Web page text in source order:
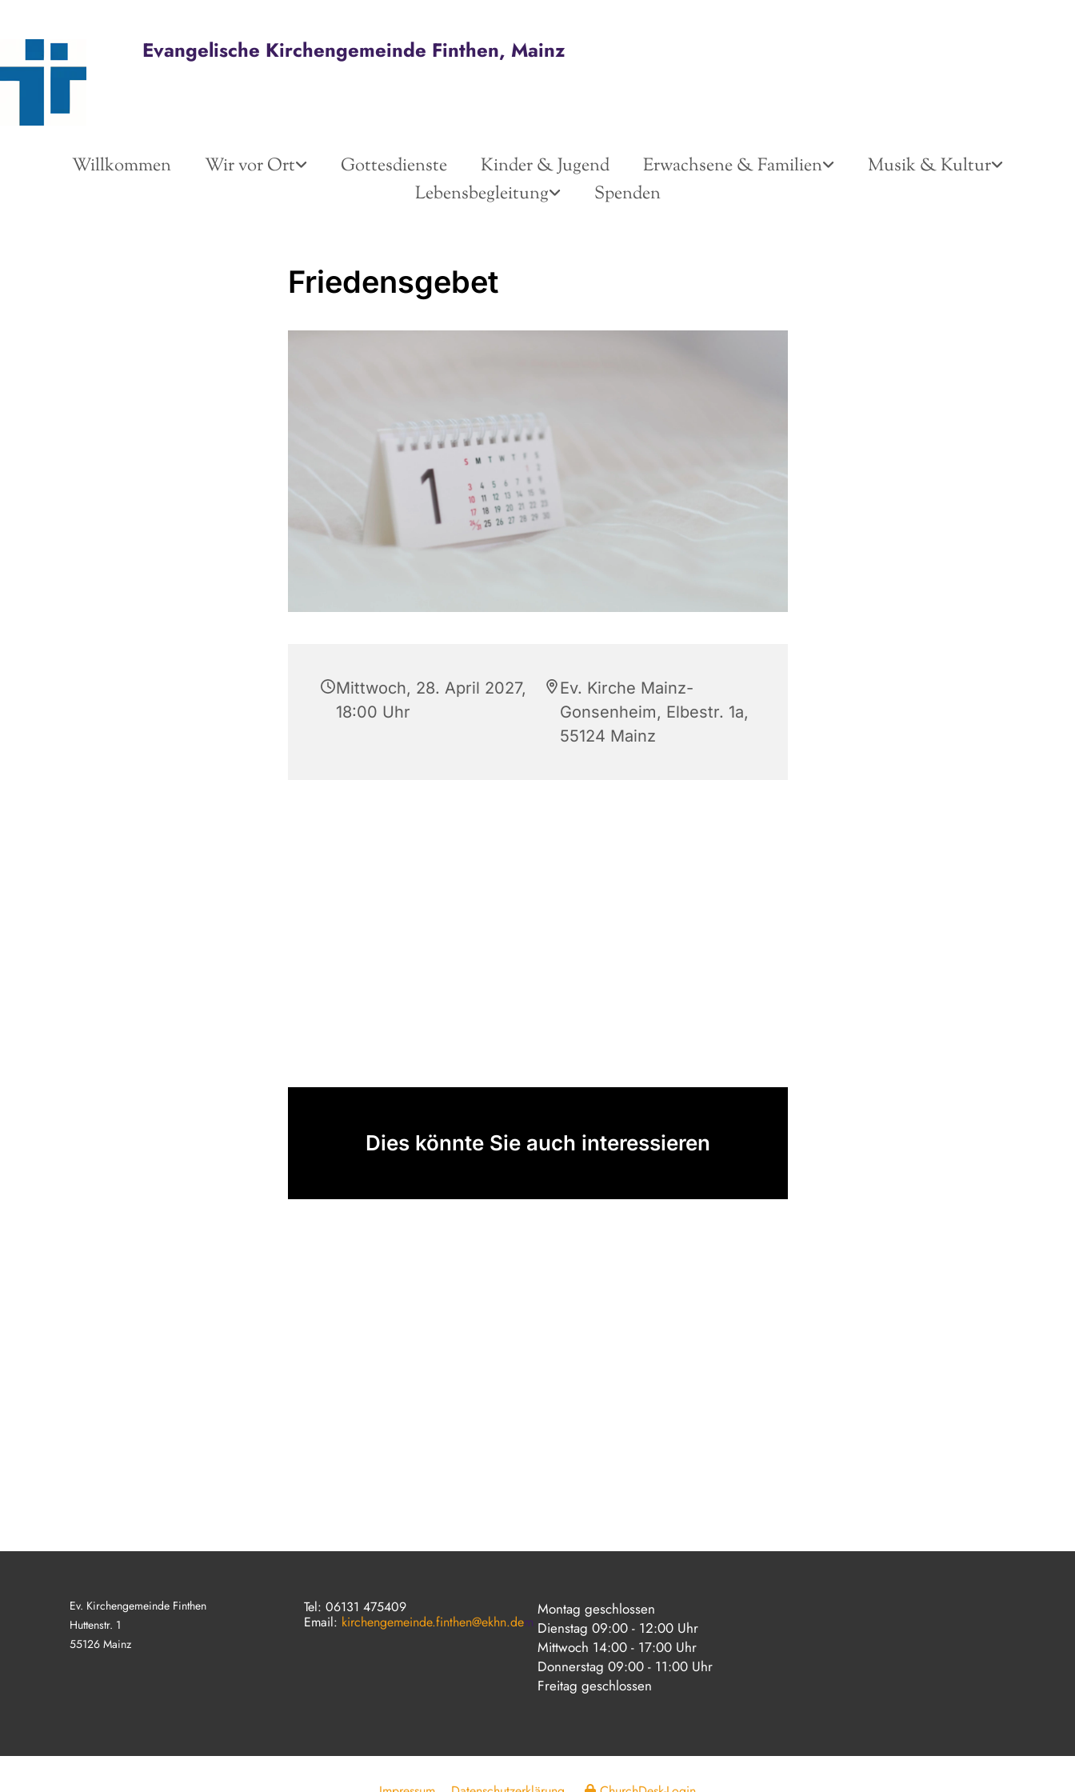
Evangelische Kirchengemeinde Finthen, Mainz
Willkommen Wir vor Ort Gottesdienste Kinder & Jugend Erwachsene & Familien
Musik & Kultur
Lebensbegleitung
Spenden
Friedensgebet
Mittwoch, 28. April 2027,
18:00 Uhr
Ev. Kirche Mainz-
Gonsenheim, Elbestr. 1a,
55124 Mainz
Dies könnte Sie auch interessieren
Ev. Kirchengemeinde Finthen
Huttenstr. 1
55126 Mainz
Tel: 06131 475409
Email: kirchengemeinde.finthen@ekhn.dem
Montag geschlossen
Dienstag 09:00 - 12:00 Uhr
Mittwoch 14:00 - 17:00 Uhr
Donnerstag 09:00 - 11:00 Uhr
Freitag geschlossen